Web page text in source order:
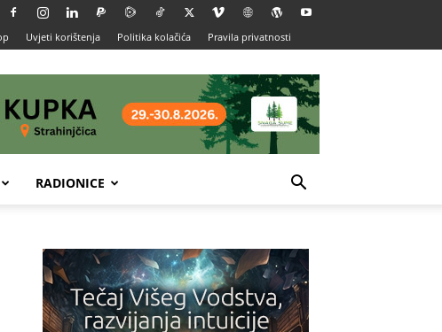
Uvjeti korištenja Politika kolačića Pravila privatnosti
RADIONICE